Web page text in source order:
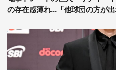
の存在感薄れ...「他球団の方が